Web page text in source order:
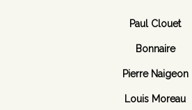
Paul Clouet
Bonnaire
Pierre Naigeon
Louis Moreau